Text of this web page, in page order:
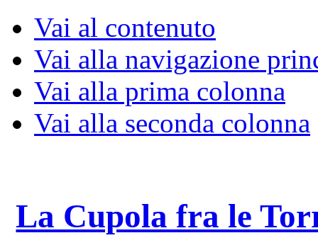
Vai al contenuto
Vai alla navigazione
Vai alla prima colonna
Vai alla seconda colonna
La Cupola fra le